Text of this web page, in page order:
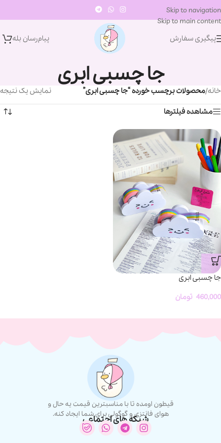
Skip to navigation
Skip to main content
پیگیری سفارش
پیام‌رسان‌ بله
جا چسبی ابری
خانه/محصولات برچسب خورده “جا چسبی ابری” نمایش یک نتیجه
مشاهده فیلترها
جا چسبی ابری
460,000 تومان
قیطون اومده تا با مناسبترین قیمت یه حال و
هوای فانتزی و گوگولی برای شما ایجاد کنه.
شبکه های اجتماعی